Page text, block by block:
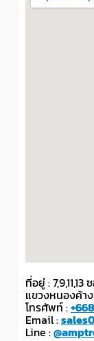
ที่อยู่ :
แขวงหนองค้า
โทรศัพท์ :
Email :
Line :